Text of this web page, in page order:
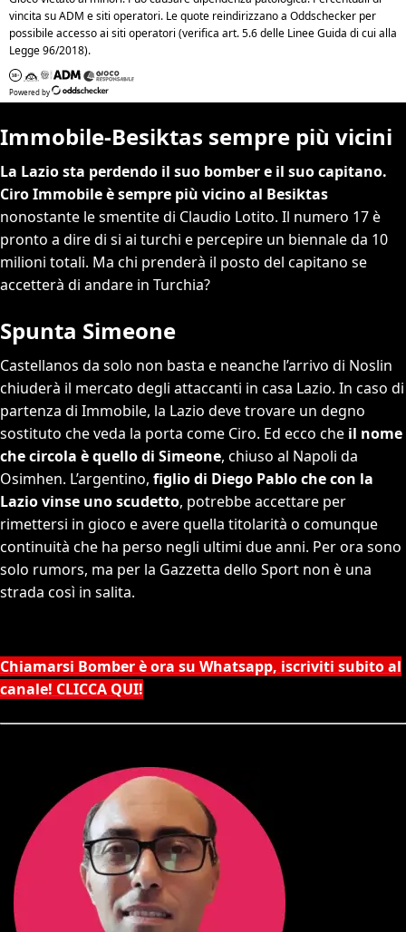
Immobile-Besiktas sempre più vicini
La Lazio sta perdendo il suo bomber e il suo capitano.
Ciro Immobile è sempre più vicino al Besiktas
nonostante le smentite di Claudio Lotito. Il numero 17 è
pronto a dire di si ai turchi e percepire un biennale da 10
milioni totali. Ma chi prenderà il posto del capitano se
accetterà di andare in Turchia?
Spunta Simeone
Castellanos da solo non basta e neanche l’arrivo di Noslin
chiuderà il mercato degli attaccanti in casa Lazio. In caso di
partenza di Immobile, la Lazio deve trovare un degno
sostituto che veda la porta come Ciro. Ed ecco che il nome
che circola è quello di Simeone, chiuso al Napoli da
Osimhen. L’argentino, figlio di Diego Pablo che con la
Lazio vinse uno scudetto, potrebbe accettare per
rimettersi in gioco e avere quella titolarità o comunque
continuità che ha perso negli ultimi due anni. Per ora sono
solo rumors, ma per la Gazzetta dello Sport non è una
strada così in salita.
Chiamarsi Bomber è ora su Whatsapp, iscriviti subito al
canale! CLICCA QUI!